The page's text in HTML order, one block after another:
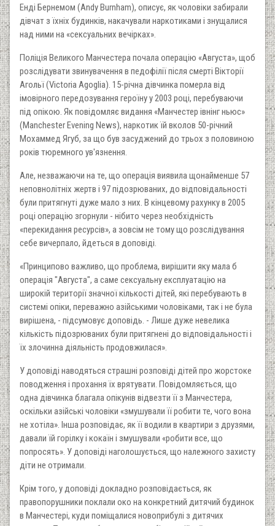
Енді Бернемом (Andy Burnham), описує, як чоловіки забирали
дівчат з їхніх будинків, накачували наркотиками і знущалися
над ними на «сексуальних вечірках».
Поліція Великого Манчестера почала операцію «Августа», щоб
розслідувати звинувачення в педофілії після смерті Вікторії
Агольї (Victoria Agoglia). 15-річна дівчинка померла від
імовірного передозування героїну у 2003 році, перебуваючи
під опікою. Як повідомляє видання «Манчестер івнінг ньюс»
(Manchester Evening News), наркотик їй вколов 50-річний
Мохаммед Ягуб, за що був засуджений до трьох з половиною
років тюремного ув'язнення.
Але, незважаючи на те, що операція виявила щонайменше 57
неповнолітніх жертв і 97 підозрюваних, до відповідальності
були притягнуті дуже мало з них. В кінцевому рахунку в 2005
році операцію згорнули - нібито через необхідність
«перекидання ресурсів», а зовсім не тому що розслідування
себе вичерпало, йдеться в доповіді.
«Принципово важливо, що проблема, вирішити яку мала б
операція "Августа", а саме сексуальну експлуатацію на
широкій території значної кількості дітей, які перебувають в
системі опіки, переважно азійськими чоловіками, так і не була
вирішена, - підсумовує доповідь. - Лише дуже невелика
кількість підозрюваних були притягнені до відповідальності і
їх злочинна діяльність продовжилася».
У доповіді наводяться страшні розповіді дітей про жорстоке
поводження і прохання їх врятувати. Повідомляється, що
одна дівчинка благала опікунів відвезти її з Манчестера,
оскільки азійські чоловіки «змушували її робити те, чого вона
не хотіла». Інша розповідає, як її водили в квартири з друзями,
давали їй горілку і кокаїн і змушували «робити все, що
попросять». У доповіді наголошується, що належного захисту
діти не отримали.
Крім того, у доповіді докладно розповідається, як
правопорушники поклали око на конкретний дитячий будинок
в Манчестері, куди поміщалися новоприбулі з дитячих